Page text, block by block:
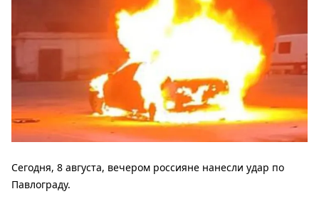
Сегодня, 8 августа, вечером россияне нанесли удар по
Павлограду.